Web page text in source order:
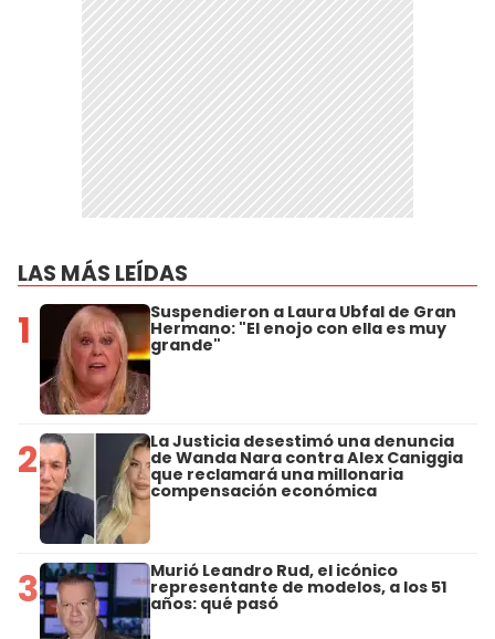
LAS MÁS LEÍDAS
1 Suspendieron a Laura Ubfal de Gran
Hermano: "El enojo con ella es muy
grande"
2 La Justicia desestimó una denuncia
de Wanda Nara contra Alex Caniggia
que reclamará una millonaria
compensación económica
3 Murió Leandro Rud, el icónico
representante de modelos, a los 51
años: qué pasó